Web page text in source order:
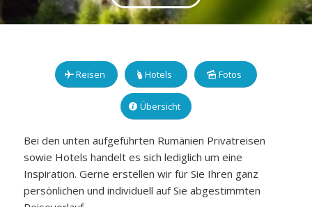
Reisen Hotels Fotos
Übersicht
Bei den unten aufgeführten Rumänien Privatreisen
sowie Hotels handelt es sich lediglich um eine
Inspiration. Gerne erstellen wir für Sie Ihren ganz
persönlichen und individuell auf Sie abgestimmten